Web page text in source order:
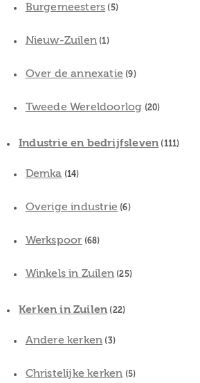
Burgemeesters (5)
Nieuw-Zuilen (1)
Over de annexatie (9)
Tweede Wereldoorlog (20)
Industrie en bedrijfsleven (111)
Demka (14)
Overige industrie (6)
Werkspoor (68)
Winkels in Zuilen (25)
Kerken in Zuilen (22)
Andere kerken (3)
Christelijke kerken (5)